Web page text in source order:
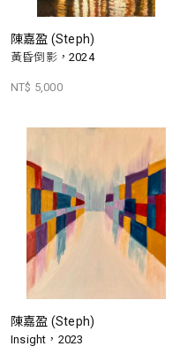
陳嘉盈 (Steph)
黃昏倒影，2024
NT$ 5,000
陳嘉盈 (Steph)
Insight，2023